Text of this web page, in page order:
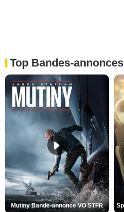
Top Bandes-annonces
Mutiny Bande-annonce VO STFR